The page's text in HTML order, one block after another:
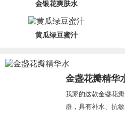
金银花爽肤水
黄瓜绿豆蜜汁
金盏花瓣精华
我家的这款金盏花
群，具有补水、抗